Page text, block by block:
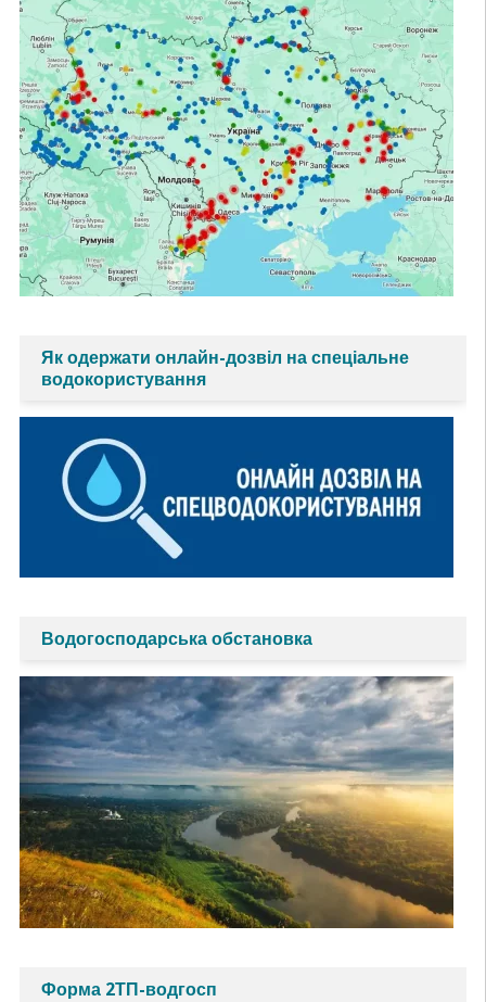
Як одержати онлайн-дозвіл на спеціальне
водокористування
Водогосподарська обстановка
Форма 2ТП-водгосп